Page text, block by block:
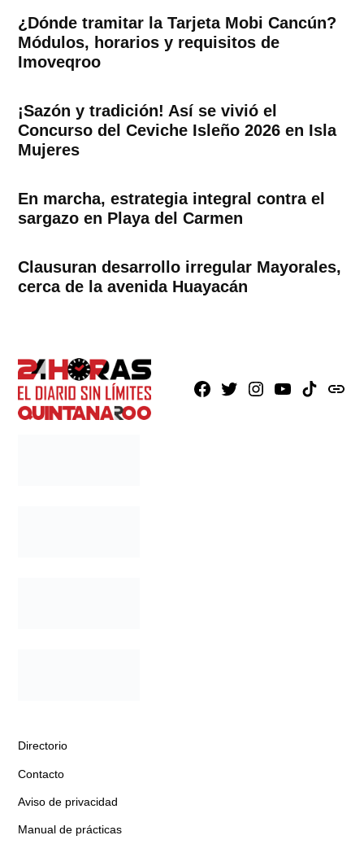
¿Dónde tramitar la Tarjeta Mobi Cancún?
Módulos, horarios y requisitos de
Imoveqroo
¡Sazón y tradición! Así se vivió el
Concurso del Ceviche Isleño 2026 en Isla
Mujeres
En marcha, estrategia integral contra el
sargazo en Playa del Carmen
Clausuran desarrollo irregular Mayorales,
cerca de la avenida Huayacán
Facebook
X Instagram
YoutubeTikTokissuu
Directorio
Contacto
Aviso de privacidad
Manual de prácticas